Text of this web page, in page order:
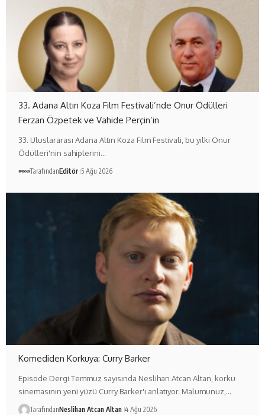
33. Adana Altın Koza Film Festivali’nde Onur Ödülleri
Ferzan Özpetek ve Vahide Perçin’in
33. Uluslararası Adana Altın Koza Film Festivali, bu yılki Onur
Ödülleri'nin sahiplerini…
TarafındanEditör 5 Ağu 2026
Komediden Korkuya: Curry Barker
Episode Dergi Temmuz sayısında Neslihan Atcan Altan, korku
sinemasının yeni yüzü Curry Barker'ı anlatıyor. Malumunuz,…
TarafındanNeslihan Atcan Altan 4 Ağu 2026